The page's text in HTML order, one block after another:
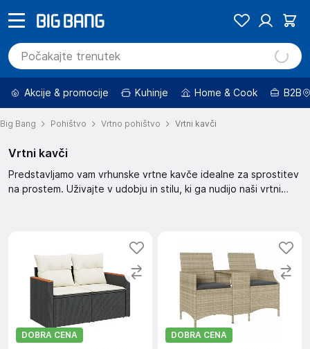
Akcije & promocije Kuhinje Home & Cook B2B
Big Bang Pohištvo Vrtno pohištvo Vrtni kavči
Vrtni kavči
Predstavljamo vam vrhunske vrtne kavče idealne za sprostitev
na prostem. Uživajte v udobju in stilu, ki ga nudijo naši vrtni
DOBRA CENA
DOBRA CENA